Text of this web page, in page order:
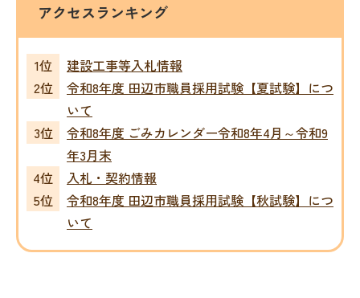
アクセスランキング
建設工事等入札情報
令和8年度 田辺市職員採用試験【夏試験】につ
いて
令和8年度 ごみカレンダー令和8年4月～令和9
年3月末
入札・契約情報
令和8年度 田辺市職員採用試験【秋試験】につ
いて